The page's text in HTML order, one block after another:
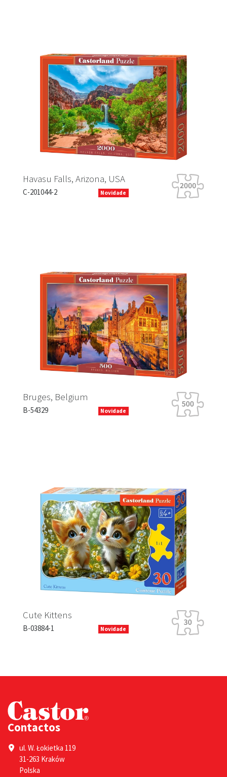
Havasu Falls, Arizona, USA
C-201044-2 Novidade
Bruges, Belgium
B-54329 Novidade
Cute Kittens
B-03884-1 Novidade
Previous
Contactos
ul. W. Łokietka 119
31-263 Kraków
Polska